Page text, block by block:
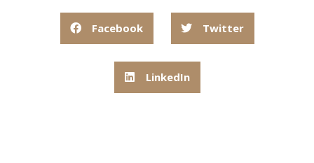
Facebook Twitter
LinkedIn